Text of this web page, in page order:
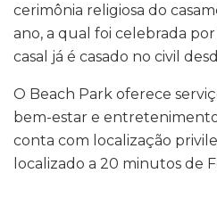
cerimônia religiosa do
ano, a qual foi celebrada
casal já é casado no civil
O Beach Park oferece
bem-estar e
conta com localização
localizado a 20 minutos de